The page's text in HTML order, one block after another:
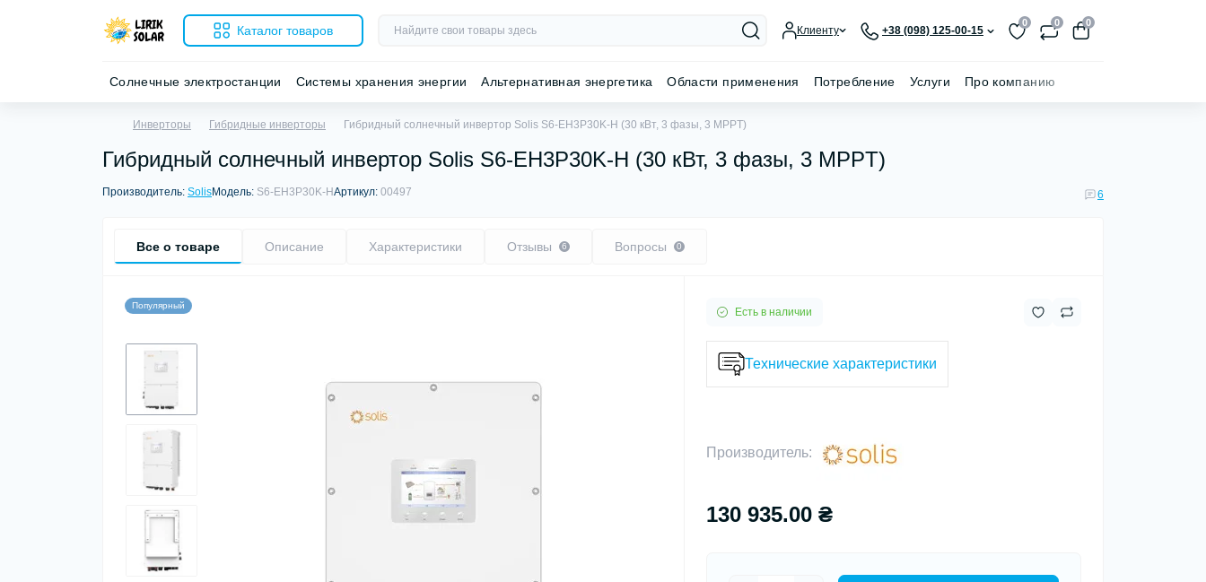
Каталог товаров Клиенту +38 (098) 125-00-15
0 0 0
Солнечные электростанции Системы хранения энергии Альтернативная энергетика Области применения Потребление Услуги Про компанию
Инверторы Гибридные инверторы Гибридный солнечный инвертор Solis S6-EH3P30K-H (30 кВт, 3 фазы, 3 MPPT)
Гибридный солнечный инвертор Solis S6-EH3P30K-H (30 кВт, 3 фазы, 3 MPPT)
Производитель: SolisМодель: S6-EH3P30K-HАртикул: 00497 6
Все о товаре Описание Характеристики Отзывы 6 Вопросы 0
Популярный
Есть в наличии
Технические характеристики
Производитель:
130 935.00 ₴